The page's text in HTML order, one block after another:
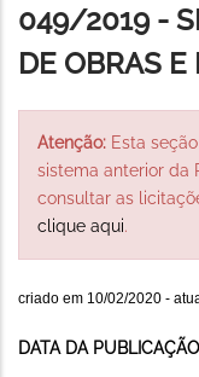
049/2019 -
DE OBRAS
Atenção: Esta
sistema anterior da
consultar as
clique aqui.
criado em 10/02/2020 -
DATA DA